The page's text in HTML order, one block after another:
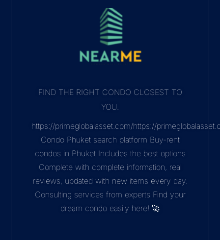
FIND THE RIGHT CONDO CLOSEST TO
YOU.
https://primeglobalasset.com/https://
Condo Phuket search platform Buy-rent
condos in Phuket Includes the best options
Complete with complete information, real
reviews, updated with new items every day.
Consulting services from experts Find your
dream condo easily here! 🚀